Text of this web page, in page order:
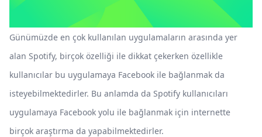
Günümüzde en çok kullanılan uygulamaların arasında yer
alan Spotify, birçok özelliği ile dikkat çekerken özellikle
kullanıcılar bu uygulamaya Facebook ile bağlanmak da
isteyebilmektedirler. Bu anlamda da Spotify kullanıcıları
uygulamaya Facebook yolu ile bağlanmak için internette
birçok araştırma da yapabilmektedirler.